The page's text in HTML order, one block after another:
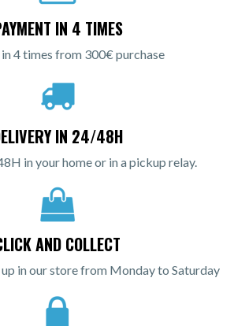
IN 4 TIMES
4 times from 300€ purchase
IN 24/48H
in your home or in a pickup relay.
AND COLLECT
in our store from Monday to Saturday